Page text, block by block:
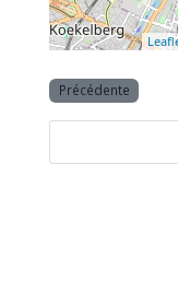
Précédente